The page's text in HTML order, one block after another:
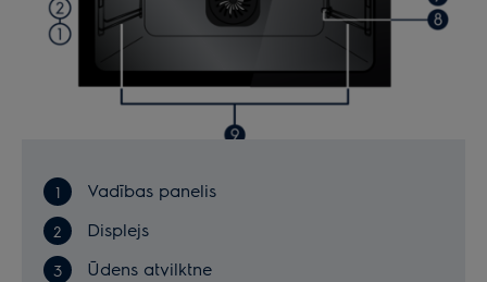
Vadības panelis
Displejs
Ūdens atvilktne